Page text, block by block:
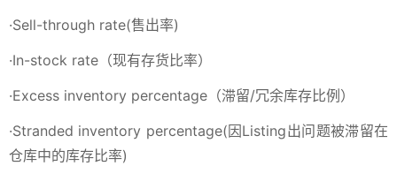
·Sell-through rate(售出率)
·In-stock rate（现有存货比率）
·Excess inventory percentage（滞留/冗余库存比例）
·Stranded inventory percentage(因Listing出问题被滞留在
仓库中的库存比率)